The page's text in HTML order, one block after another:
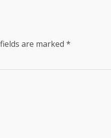
are marked *